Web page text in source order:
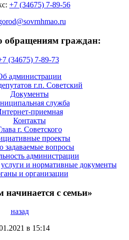
+7 (34675) 7-89-56
обращениям граждан:
(34675) 7-89-73
администрации
г.п. Советский
Документы
служба
приемная
Контакты
г. Советского
проекты
задаваемые вопросы
администрации
и нормативные документы
и организации
начинается с семьи»
назад
в 15:14